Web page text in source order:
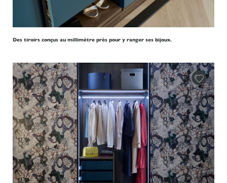
Des tiroirs conçus au millimètre près pour y ranger ses bijoux.